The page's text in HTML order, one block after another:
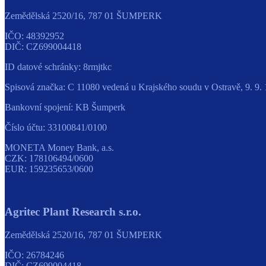
Zemědělská 2520/16, 787 01 ŠUMPERK
IČO: 48392952
DIČ: CZ699004418
ID datové schránky: 8rmjtkc
Spisová značka: C 11080 vedená u Krajského soudu v Ostravě, 9. 9.
Bankovní spojení: KB Šumperk
Číslo účtu: 33100841/0100
MONETA Money Bank, a.s.
CZK: 178106494/0600
EUR: 159235653/0600
Agritec Plant Research s.r.o.
Zemědělská 2520/16, 787 01 ŠUMPERK
IČO: 26784246